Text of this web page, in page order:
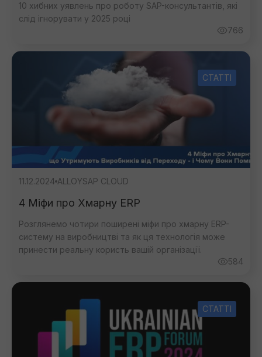
10 хибних уявлень про роботу SAP-консультантів, які
слід ігнорувати у 2025 році
766
СТАТТІ
11.12.2024 ALLOYSAP CLOUD
4 Міфи про Хмарну ERP
Розглянемо чотири поширені міфи про хмарну ERP-
систему на виробництві та як ця технологія може
принести реальну користь вашій організації.
584
СТАТТІ